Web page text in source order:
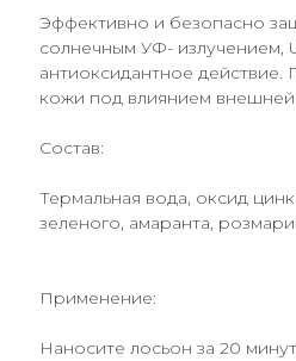
Эффективно и безопасно
солнечным УФ- излучением,
антиоксидантное
кожи под влиянием
Состав:
Термальная вода, оксид
зеленого, амаранта,
Применение:
Наносите лосьон за 20